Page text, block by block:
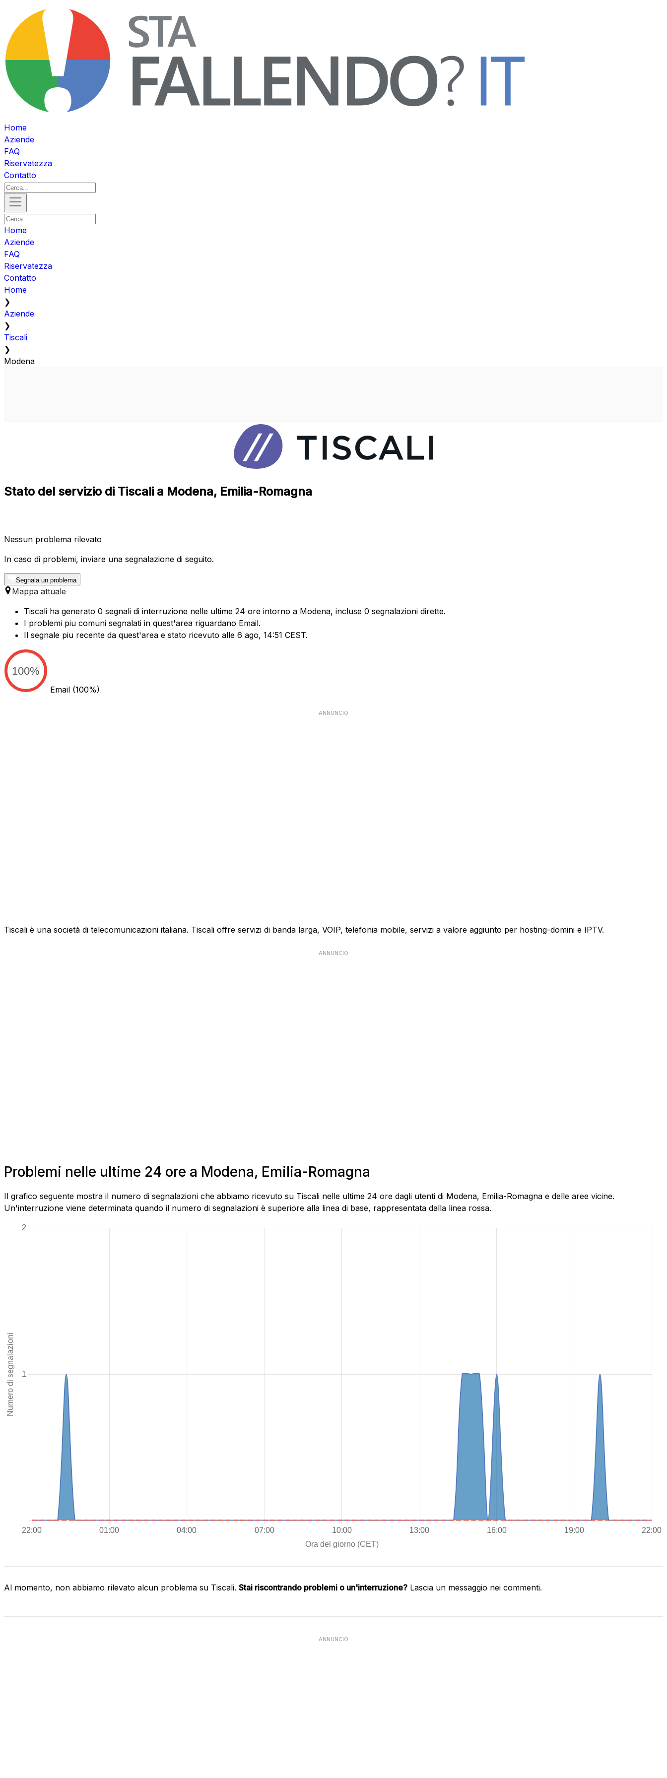
Home
Aziende
FAQ
Riservatezza
Contatto
Home
Aziende
FAQ
Riservatezza
Contatto
Home
❯
Aziende
❯
Tiscali
❯
Modena
Stato del servizio di Tiscali a Modena, Emilia-Romagna
Nessun problema rilevato
In caso di problemi, inviare una segnalazione di seguito.
Segnala un problema
Mappa attuale
Tiscali ha generato 0 segnali di interruzione nelle ultime 24 ore intorno a Modena, incluse 0 segnalazioni dirette.
I problemi piu comuni segnalati in quest'area riguardano Email.
Il segnale piu recente da quest'area e stato ricevuto alle 6 ago, 14:51 CEST.
100%
Email (100%)
ANNUNCIO
Tiscali è una società di telecomunicazioni italiana. Tiscali offre servizi di banda larga, VOIP, telefonia mobile, servizi a valore aggiunto per hosting-domini e IPTV.
ANNUNCIO
Problemi nelle ultime 24 ore a Modena, Emilia-Romagna
Il grafico seguente mostra il numero di segnalazioni che abbiamo ricevuto su Tiscali nelle ultime 24 ore dagli utenti di Modena, Emilia-Romagna e delle aree vicine.
Un'interruzione viene determinata quando il numero di segnalazioni è superiore alla linea di base, rappresentata dalla linea rossa.
Al momento, non abbiamo rilevato alcun problema su Tiscali. Stai riscontrando problemi o un'interruzione? Lascia un messaggio nei commenti.
ANNUNCIO